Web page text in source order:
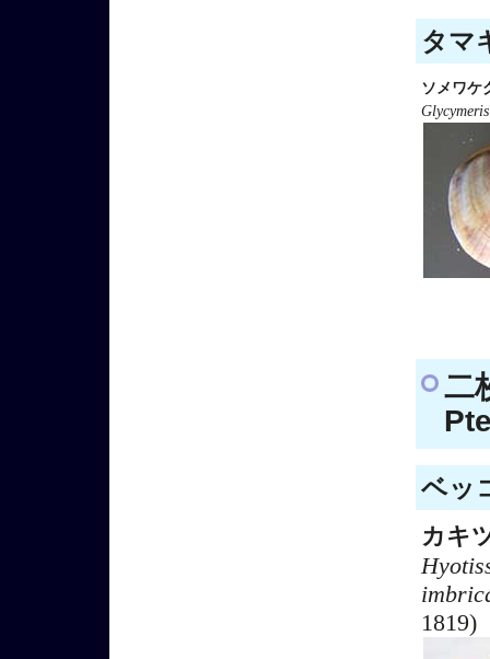
タマ
ソメワケ
二
ベッ
カキ
1819)